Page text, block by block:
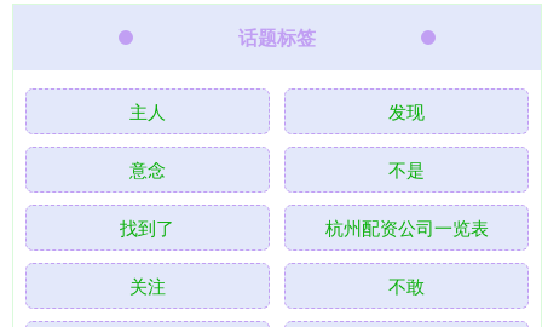
话题标签
主人 发现
意念 不是
找到了 杭州配资公司一览表
关注 不敢